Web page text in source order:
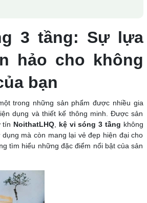
3 tầng: Sự lựa
hảo cho không
bạn
trong những sản phẩm được nhiều gia
dụng và thiết kế thông minh. Được sản
tín NoithatLHQ, kệ vi sóng 3 tầng không
mà còn mang lại vẻ đẹp hiện đại cho
tìm hiểu những đặc điểm nổi bật của sản